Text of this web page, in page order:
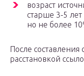
возраст
старше 3-5
но не более
После составления
расстановкой